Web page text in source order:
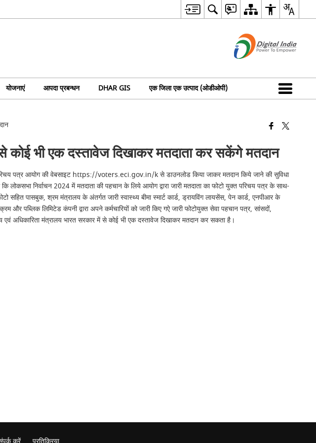
योजनाएं आपदा प्रबन्धन DHAR GIS एक जिला एक उत्पाद (ओडीओपी)
कोई भी एक दस्तावेज दिखाकर मतदाता कर सकेंगे मतदान
परिचय पत्र आयोग की वेबसाइट https://voters.eci.gov.in/k से डाउनलोड किया जाकर मतदान किये जाने की सुविधा
निर्वाचन 2024 में मतदाता की पहचान के लिये आयोग द्वारा जारी मतदाता का फोटो युक्त परिचय पत्र के साथ-
पासबुक, श्रम मंत्रालय के अंतर्गत जारी स्वास्थ्य बीमा स्मार्ट कार्ड, ड्रायविंग लायसेंस, पेन कार्ड, एनपीआर के
और पब्लिक लिमिटेड कंपनी द्वारा अपने कर्मचारियों को जारी किए गऐ जारी फोटोयुक्त सेवा पहचान पत्र, सांसदों,
एवं अधिकारिता मंत्रालय भारत सरकार में से कोई भी एक दस्तावेज दिखाकर मतदान कर सकता है।